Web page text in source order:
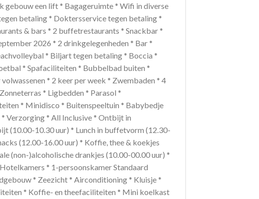
gebouw een lift * Bagageruimte * Wifi in diverse
betaling * Doktersservice tegen betaling *
& bars * 2 buffetrestaurants * Snackbar *
2026 * 2 drinkgelegenheden * Bar *
* Biljart tegen betaling * Boccia *
* Spafaciliteiten * Bubbelbad buiten *
* 2 keer per week * Zwembaden * 4
* Ligbedden * Parasol *
* Minidisco * Buitenspeeltuin * Babybedje
Verzorging * All Inclusive * Ontbijt in
(10.00-10.30 uur) * Lunch in buffetvorm (12.30-
(12.00-16.00 uur) * Koffie, thee & koekjes
(non-)alcoholische drankjes (10.00-00.00 uur) *
* 1-persoonskamer Standaard
* Zeezicht * Airconditioning * Kluisje *
* Koffie- en theefaciliteiten * Mini koelkast